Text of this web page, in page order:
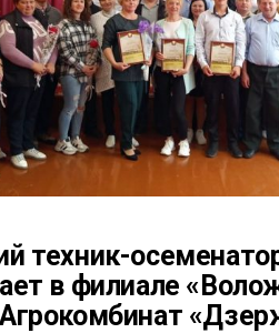
техник-
в филиале